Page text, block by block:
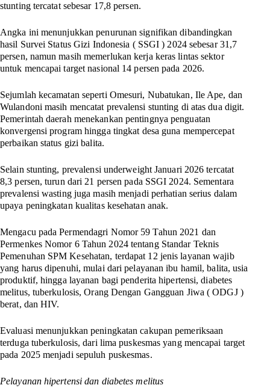
stunting tercatat sebesar 17,8 persen.
Angka ini menunjukkan penurunan signifikan dibandingkan
hasil Survei Status Gizi Indonesia ( SSGI ) 2024 sebesar 31,7
persen, namun masih memerlukan kerja keras lintas sektor
untuk mencapai target nasional 14 persen pada 2026.
Sejumlah kecamatan seperti Omesuri, Nubatukan, Ile Ape, dan
Wulandoni masih mencatat prevalensi stunting di atas dua digit.
Pemerintah daerah menekankan pentingnya penguatan
konvergensi program hingga tingkat desa guna mempercepat
perbaikan status gizi balita.
Selain stunting, prevalensi underweight Januari 2026 tercatat
8,3 persen, turun dari 21 persen pada SSGI 2024. Sementara
prevalensi wasting juga masih menjadi perhatian serius dalam
upaya peningkatan kualitas kesehatan anak.
Mengacu pada Permendagri Nomor 59 Tahun 2021 dan
Permenkes Nomor 6 Tahun 2024 tentang Standar Teknis
Pemenuhan SPM Kesehatan, terdapat 12 jenis layanan wajib
yang harus dipenuhi, mulai dari pelayanan ibu hamil, balita, usia
produktif, hingga layanan bagi penderita hipertensi, diabetes
melitus, tuberkulosis, Orang Dengan Gangguan Jiwa ( ODGJ )
berat, dan HIV.
Evaluasi menunjukkan peningkatan cakupan pemeriksaan
terduga tuberkulosis, dari lima puskesmas yang mencapai target
pada 2025 menjadi sepuluh puskesmas.
Pelayanan hipertensi dan diabetes melitus